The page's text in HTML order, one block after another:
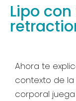
Lipo
Ahora te
contexto de
corporal